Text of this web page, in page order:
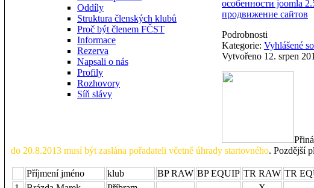
Oddíly
Struktura členských klubů
Proč být členem FČST
Informace
Rezerva
Napsali o nás
Profily
Rozhovory
Síň slávy
особенности joomla
продвижение сайтов
Podrobnosti
Kategorie: Vyhlášené
Vytvořeno 12. srpen
do 20.8.2013 musí být zaslána pořadateli včetně úhrady startovného. Pozdější
Příjmení jméno klub BP RAW BP EQUIP TR RAW TR